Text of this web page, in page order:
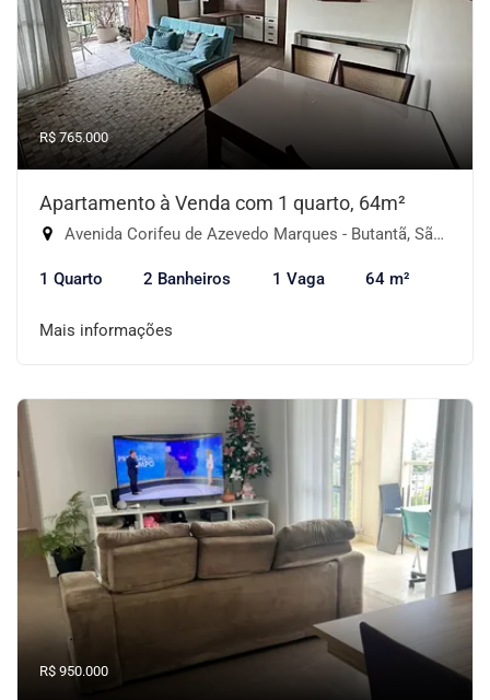
R$ 765.000
Apartamento à Venda com 1 quarto, 64m²
Avenida Corifeu de Azevedo Marques - Butantã, São Paulo-SP
1 Quarto 2 Banheiros 1 Vaga 64 m²
Mais informações
R$ 950.000